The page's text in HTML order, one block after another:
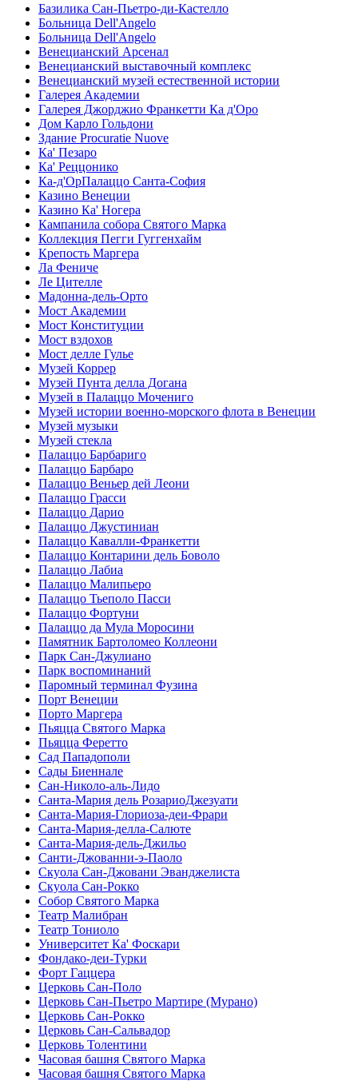
Базилика Сан-Пьетро-ди-Кастелло
Больница Dell'Angelo
Больница Dell'Angelo
Венецианский Арсенал
Венецианский выставочный комплекс
Венецианский музей естественной истории
Галерея Академии
Галерея Джорджио Франкетти Ка д'Оро
Дом Карло Гольдони
Здание Procuratie Nuove
Ка' Пезаро
Ка' Реццонико
Ка-д'ОрПалаццо Санта-София
Казино Венеции
Казино Ка' Ногера
Кампанила собора Святого Марка
Коллекция Пегги Гуггенхайм
Крепость Маргера
Ла Фениче
Ле Цителле
Мадонна-дель-Орто
Мост Академии
Мост Конституции
Мост вздохов
Мост делле Гулье
Музей Коррер
Музей Пунта делла Догана
Музей в Палаццо Мочениго
Музей истории военно-морского флота в Венеции
Музей музыки
Музей стекла
Палаццо Барбариго
Палаццо Барбаро
Палаццо Веньер дей Леони
Палаццо Грасси
Палаццо Дарио
Палаццо Джустиниан
Палаццо Кавалли-Франкетти
Палаццо Контарини дель Боволо
Палаццо Лабиа
Палаццо Малипьеро
Палаццо Тьеполо Пасси
Палаццо Фортуни
Палаццо да Мула Моросини
Памятник Бартоломео Коллеони
Парк Сан-Джулиано
Парк воспоминаний
Паромный терминал Фузина
Порт Венеции
Порто Маргера
Пьяцца Святого Марка
Пьяцца Феретто
Сад Пападополи
Сады Биеннале
Сан-Николо-аль-Лидо
Санта-Мария дель РозариоДжезуати
Санта-Мария-Глориоза-деи-Фрари
Санта-Мария-делла-Салюте
Санта-Мария-дель-Джильо
Санти-Джованни-э-Паоло
Скуола Сан-Джовани Эванджелиста
Скуола Сан-Рокко
Собор Святого Марка
Театр Малибран
Театр Тониоло
Университет Ка' Фоскари
Фондако-деи-Турки
Форт Гаццера
Церковь Сан-Поло
Церковь Сан-Пьетро Мартире (Мурано)
Церковь Сан-Рокко
Церковь Сан-Сальвадор
Церковь Толентини
Часовая башня Святого Марка
Часовая башня Святого Марка